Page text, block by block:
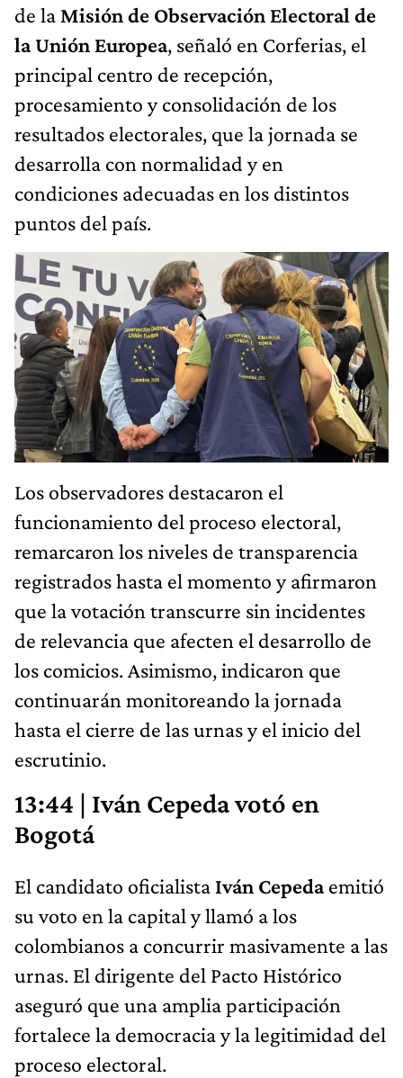
de la Misión de Observación Electoral de
la Unión Europea, señaló en Corferias, el
principal centro de recepción,
procesamiento y consolidación de los
resultados electorales, que la jornada se
desarrolla con normalidad y en
condiciones adecuadas en los distintos
puntos del país.
Los observadores destacaron el
funcionamiento del proceso electoral,
remarcaron los niveles de transparencia
registrados hasta el momento y afirmaron
que la votación transcurre sin incidentes
de relevancia que afecten el desarrollo de
los comicios. Asimismo, indicaron que
continuarán monitoreando la jornada
hasta el cierre de las urnas y el inicio del
escrutinio.
13:44 | Iván Cepeda votó en
Bogotá
El candidato oficialista Iván Cepedaemitió
su voto en la capital y llamó a los
colombianos a concurrir masivamente a las
urnas. El dirigente del Pacto Histórico
aseguró que una amplia participación
fortalece la democracia y la legitimidad del
proceso electoral.